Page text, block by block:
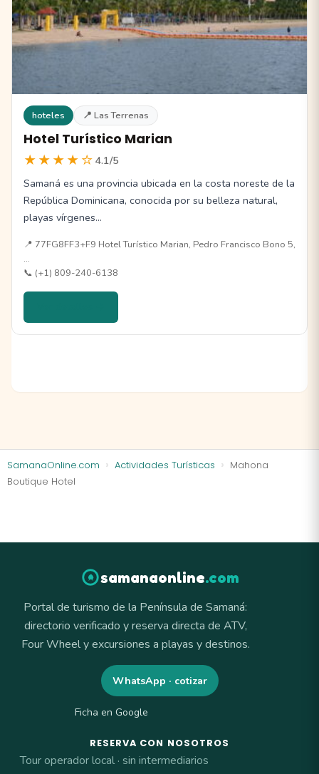
hoteles 📍 Las Terrenas
Hotel Turístico Marian
★★★★☆ 4.1/5
Samaná es una provincia ubicada en la costa noreste de la
República Dominicana, conocida por su belleza natural,
playas vírgenes…
📍 77FG8FF3+F9 Hotel Turístico Marian, Pedro Francisco Bono 5,
…
📞 (+1) 809-240-6138
SamanaOnline.com Actividades Turísticas
Mahona
Boutique Hotel
samanaonline.com
Portal de turismo de la Península de Samaná:
directorio verificado y reserva directa de ATV,
Four Wheel y excursiones a playas y destinos.
WhatsApp · cotizar
Ficha en Google
RESERVA CON NOSOTROS
Tour operador local · sin intermediarios